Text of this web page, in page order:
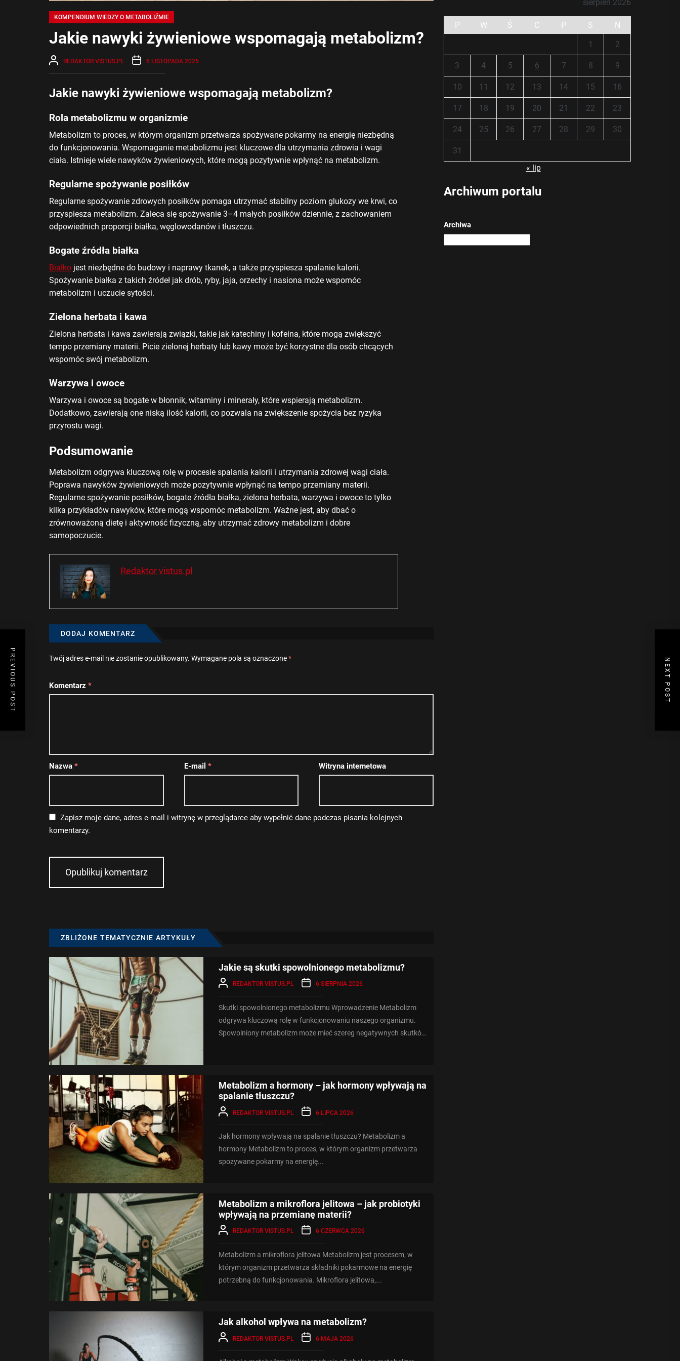
KOMPENDIUM WIEDZY O METABOLIŹMIE
Jakie nawyki żywieniowe wspomagają metabolizm?
REDAKTOR VISTUS.PL 6 LISTOPADA 2025
Jakie nawyki żywieniowe wspomagają metabolizm?
Rola metabolizmu w organizmie
Metabolizm to proces, w którym organizm przetwarza spożywane pokarmy na energię niezbędną
do funkcjonowania. Wspomaganie metabolizmu jest kluczowe dla utrzymania zdrowia i wagi
ciała. Istnieje wiele nawyków żywieniowych, które mogą pozytywnie wpłynąć na metabolizm.
Regularne spożywanie posiłków
Regularne spożywanie zdrowych posiłków pomaga utrzymać stabilny poziom glukozy we krwi, co
przyspiesza metabolizm. Zaleca się spożywanie 3–4 małych posiłków dziennie, z zachowaniem
odpowiednich proporcji białka, węglowodanów i tłuszczu.
Bogate źródła białka
Białko jest niezbędne do budowy i naprawy tkanek, a także przyspiesza spalanie kalorii.
Spożywanie białka z takich źródeł jak drób, ryby, jaja, orzechy i nasiona może wspomóc
metabolizm i uczucie sytości.
Zielona herbata i kawa
Zielona herbata i kawa zawierają związki, takie jak katechiny i kofeina, które mogą zwiększyć
tempo przemiany materii. Picie zielonej herbaty lub kawy może być korzystne dla osób chcących
wspomóc swój metabolizm.
Warzywa i owoce
Warzywa i owoce są bogate w błonnik, witaminy i minerały, które wspierają metabolizm.
Dodatkowo, zawierają one niską ilość kalorii, co pozwala na zwiększenie spożycia bez ryzyka
przyrostu wagi.
Podsumowanie
Metabolizm odgrywa kluczową rolę w procesie spalania kalorii i utrzymania zdrowej wagi ciała.
Poprawa nawyków żywieniowych może pozytywnie wpłynąć na tempo przemiany materii.
Regularne spożywanie posiłków, bogate źródła białka, zielona herbata, warzywa i owoce to tylko
kilka przykładów nawyków, które mogą wspomóc metabolizm. Ważne jest, aby dbać o
zrównoważoną dietę i aktywność fizyczną, aby utrzymać zdrowy metabolizm i dobre
samopoczucie.
Redaktor vistus.pl
DODAJ KOMENTARZ
Twój adres e-mail nie zostanie opublikowany. Wymagane pola są oznaczone*
Komentarz *
Nazwa * E-mail * Witryna internetowa
Zapisz moje dane, adres e-mail i witrynę w przeglądarce aby wypełnić dane podczas pisania kolejnych
komentarzy.
PREVIOUS POST NEXT POST
ZBLIŻONE TEMATYCZNIE ARTYKUŁY
Jakie są skutki spowolnionego metabolizmu?
REDAKTOR VISTUS.PL 6 SIERPNIA 2026
Skutki spowolnionego metabolizmu Wprowadzenie Metabolizm
odgrywa kluczową rolę w funkcjonowaniu naszego organizmu.
Spowolniony metabolizm może mieć szereg negatywnych skutków
Metabolizm a hormony – jak hormony wpływają na
spalanie tłuszczu?
REDAKTOR VISTUS.PL 6 LIPCA 2026
Jak hormony wpływają na spalanie tłuszczu? Metabolizm a
hormony Metabolizm to proces, w którym organizm przetwarza
spożywane pokarmy na energię...
Metabolizm a mikroflora jelitowa – jak probiotyki
wpływają na przemianę materii?
REDAKTOR VISTUS.PL 6 CZERWCA 2026
Metabolizm a mikroflora jelitowa Metabolizm jest procesem, w
którym organizm przetwarza składniki pokarmowe na energię
potrzebną do funkcjonowania. Mikroflora jelitowa,...
Jak alkohol wpływa na metabolizm?
REDAKTOR VISTUS.PL 6 MAJA 2026
sierpień 2026
P W Ś C P S
N
1
2
3 4 5 6 7 8 9
10 11 12 13 14 15 16
17 18 19 20 21 22 23
24 25 26 27 28 29 30
31
« lip
Archiwum portalu
Archiwa